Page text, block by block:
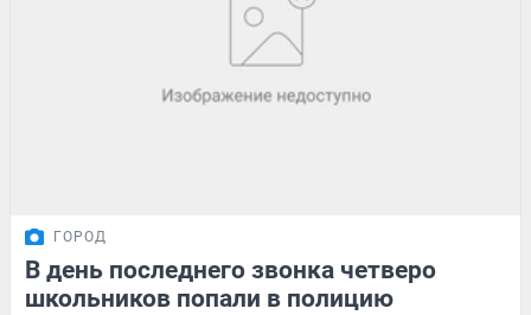
ГОРОД
В день последнего звонка четверо
школьников попали в полицию